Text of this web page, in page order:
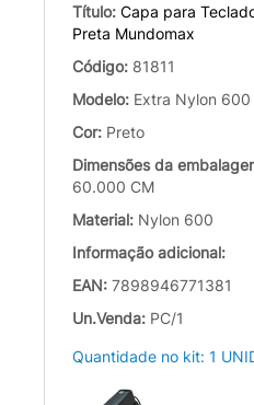
Título: Capa para
Preta Mundomax
Código: 81811
Modelo: Extra Nylon 600
Cor: Preto
Dimensões da
60.000 CM
Material: Nylon 600
Informação adicional:
EAN: 7898946771381
Un.Venda: PC/1
Quantidade no kit: 1